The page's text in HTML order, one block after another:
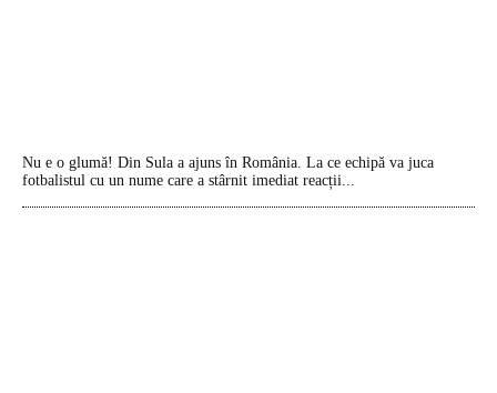
Nu e o glumă! Din Sula a ajuns în România. La ce echipă va juca
fotbalistul cu un nume care a stârnit imediat reacții...